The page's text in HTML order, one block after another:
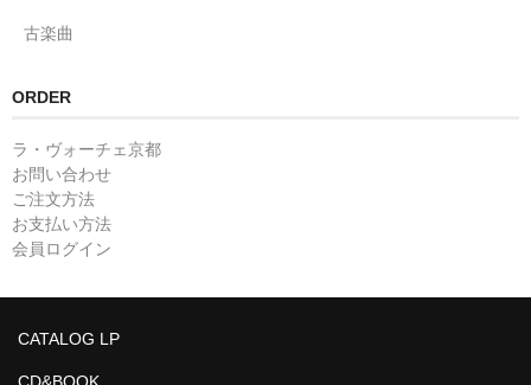
古楽曲
ORDER
ラ・ヴォーチェ京都
お問い合わせ
ご注文方法
お支払い方法
会員ログイン
CATALOG LP
CD&BOOK